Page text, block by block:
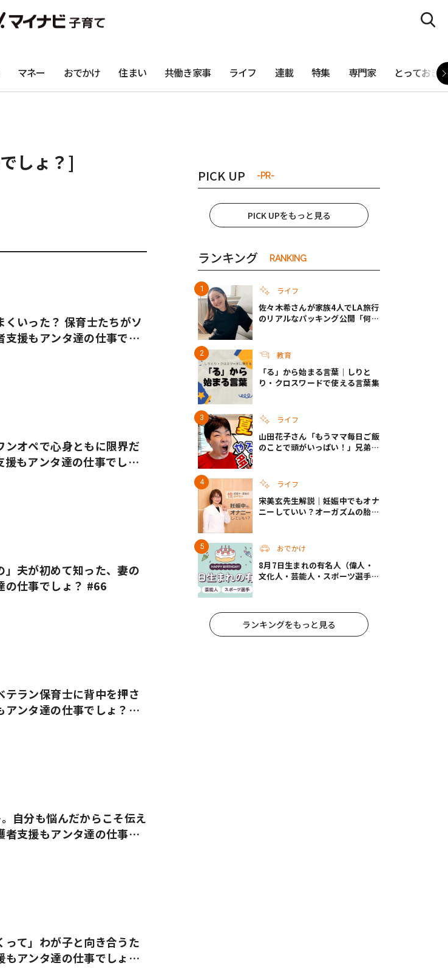
#共働き夫婦 #産休 #育休
マネー おでかけ 住まい 共働き家事 ライフ 連載 特集 専門家 とっておき
しょ？]
くいった？ 保育士たちがソ
援もアンタ達の仕事でし
ンオペで心身ともに限界だ
もアンタ達の仕事でし
」夫が初めて知った、妻の
の仕事でしょ？ #66
テラン保育士に背中を押さ
ンタ達の仕事でしょ？
自分も悩んだからこそ伝え
支援もアンタ達の仕事で
って」わが子と向き合うた
アンタ達の仕事でしょ？
PICK UP -PR-
PICK UPをもっと見る
ランキング RANKING
ライフ
佐々木希さんが家族4人でLA旅行
のリアルなパッキング公開「何が
教育
「る」から始まる言葉｜しりと
り・クロスワードで使える言葉集
ライフ
山田花子さん「もうママ毎日ご飯
のことで頭がいっぱい！」兄弟夏
ライフ
宋美玄先生解説｜妊娠中でもオナ
ニーしていい？オーガズムの胎児
おでかけ
8月7日生まれの有名人（偉人・
文化人・芸能人・スポーツ選手・
ランキングをもっと見る